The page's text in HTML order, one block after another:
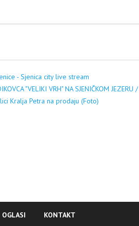
- Sjenica city live stream
"VELIKI VRH" NA SJENIČKOM
Kralja Petra na prodaju (Foto)
OGLASI KONTAKT